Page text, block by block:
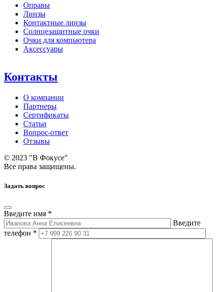
Оправы
Линзы
Контактные линзы
Солнцезащитные очки
Очки для компьютера
Аксессуары
Контакты
О компании
Партнеры
Сертификаты
Статьи
Вопрос-ответ
Отзывы
© 2023 "В Фокусе"
Все права защищены.
Задать вопрос
Введите имя *
Введите
телефон *